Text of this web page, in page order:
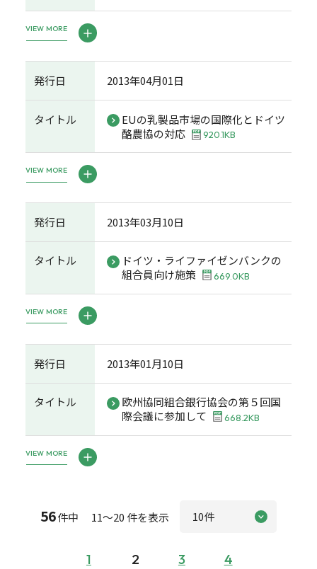
VIEW MORE
発行日 2013年04月01日
タイトル
EUの乳製品市場の国際化とドイツ
酪農協の対応
920.1KB
VIEW MORE
発行日 2013年03月10日
タイトル
ドイツ・ライファイゼンバンクの
組合員向け施策
669.0KB
VIEW MORE
発行日 2013年01月10日
タイトル
欧州協同組合銀行協会の第５回国
際会議に参加して
668.2KB
VIEW MORE
56件中 11～20 件を表示
1 2 3 4